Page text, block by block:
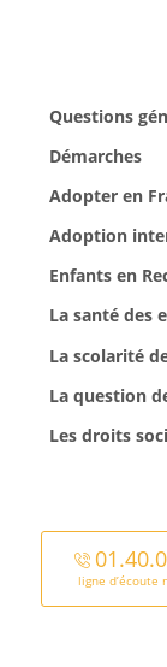
Questions
Démarches
Adopter en
Adoption
Enfants en
La santé des
La scolarité
La question
Les droits
ligne d’écoute